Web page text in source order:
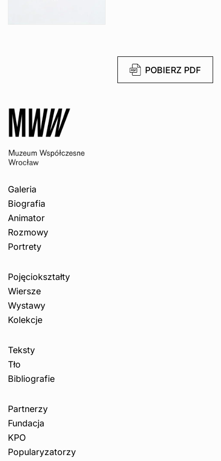
POBIERZ PDF
Galeria
Biografia
Animator
Rozmowy
Portrety
Pojęciokształty
Wiersze
Wystawy
Kolekcje
Teksty
Tło
Bibliografie
Partnerzy
Fundacja
KPO
Popularyzatorzy